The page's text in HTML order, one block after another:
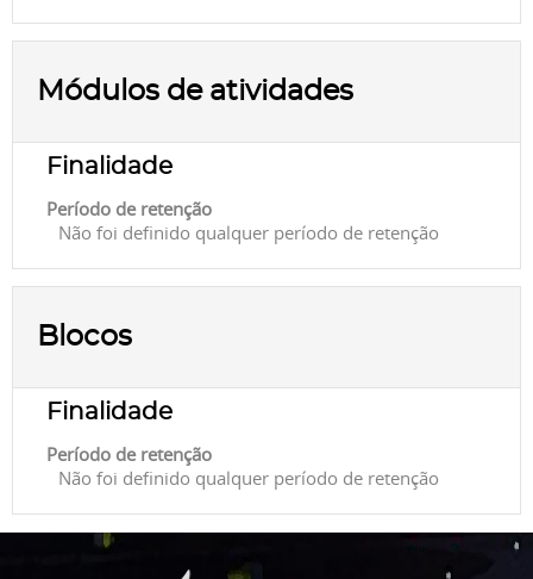
Módulos de atividades
Finalidade
Período de retenção
Não foi definido qualquer período de retenção
Blocos
Finalidade
Período de retenção
Não foi definido qualquer período de retenção